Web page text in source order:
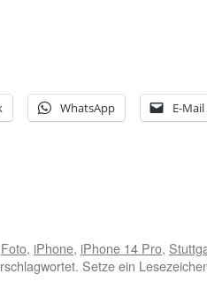
WhatsApp E-Mail
Foto, iPhone, iPhone 14 Pro,
Setze ein